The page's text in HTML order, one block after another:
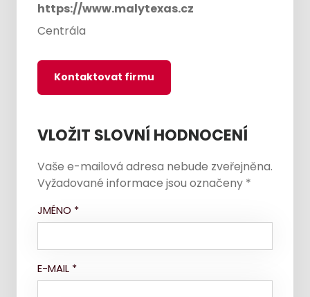
https://www.malytexas.cz
Centrála
Kontaktovat firmu
VLOŽIT SLOVNÍ HODNOCENÍ
Vaše e-mailová adresa nebude zveřejněna.
Vyžadované informace jsou označeny *
JMÉNO *
E-MAIL *